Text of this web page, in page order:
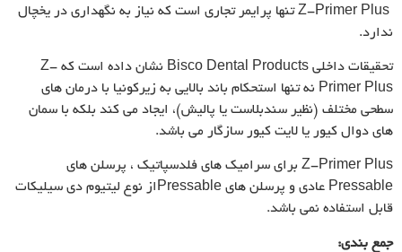
Z-Primer Plus تنها پرایمر تجاری است که نیاز به نگهداری در یخچال
ندارد.
تحقیقات داخلی Bisco Dental Products نشان داده است که Z-
Primer Plus نه تنها استحکام باند بالایی به زیرکونیا با درمان های
سطحی مختلف (نظیر سندبلاست یا پالیش)، ایجاد می کند بلکه با سمان
های دوال کیور یا لایت کیور سازگار می باشد.
Z-Primer Plus برای سرامیک های فلدسپاتیک ، پرسلن های
Pressable عادی و پرسلن های Pressableاز نوع لیتیوم دی سیلیکات
قابل استفاده نمی باشد.
جمع بندی: